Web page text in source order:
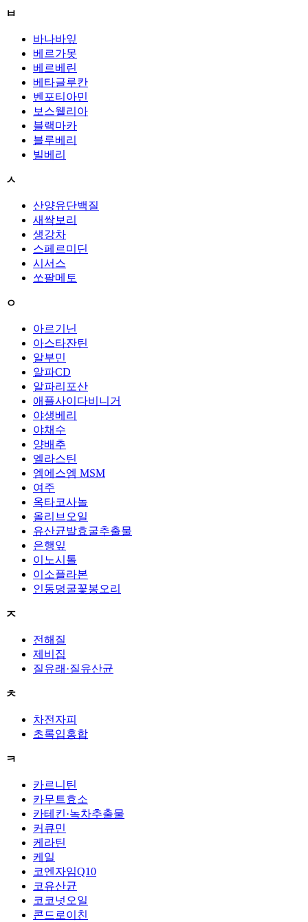
ㅂ
바나바잎
베르가못
베르베린
베타글루칸
벤포티아민
보스웰리아
블랙마카
블루베리
빌베리
ㅅ
산양유단백질
새싹보리
생강차
스페르미딘
시서스
쏘팔메토
ㅇ
아르기닌
아스타잔틴
알부민
알파CD
알파리포산
애플사이다비니거
야생베리
야채수
양배추
엘라스틴
엠에스엠 MSM
여주
옥타코사놀
올리브오일
유산균발효굴추출물
은행잎
이노시톨
이소플라본
인동덩굴꽃봉오리
ㅈ
전해질
제비집
질유래·질유산균
ㅊ
차전자피
초록입홍합
ㅋ
카르니틴
카무트효소
카테킨·녹차추출물
커큐민
케라틴
케일
코엔자임Q10
코유산균
코코넛오일
콘드로이친